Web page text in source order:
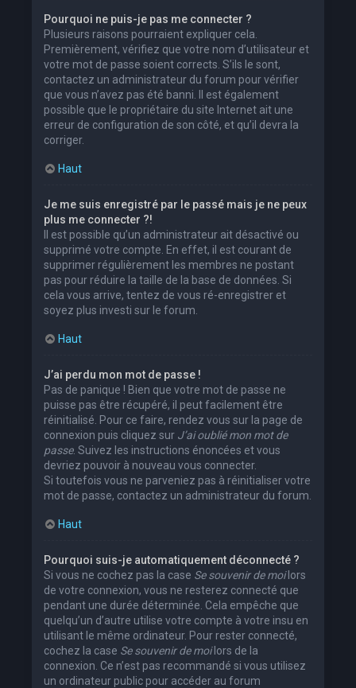
Pourquoi ne puis-je pas me connecter ?
Plusieurs raisons pourraient expliquer cela.
Premièrement, vérifiez que votre nom d’utilisateur et
votre mot de passe soient corrects. S’ils le sont,
contactez un administrateur du forum pour vérifier
que vous n’avez pas été banni. Il est également
possible que le propriétaire du site Internet ait une
erreur de configuration de son côté, et qu’il devra la
corriger.
Haut
Je me suis enregistré par le passé mais je ne peux
plus me connecter ?!
Il est possible qu’un administrateur ait désactivé ou
supprimé votre compte. En effet, il est courant de
supprimer régulièrement les membres ne postant
pas pour réduire la taille de la base de données. Si
cela vous arrive, tentez de vous ré-enregistrer et
soyez plus investi sur le forum.
Haut
J’ai perdu mon mot de passe !
Pas de panique ! Bien que votre mot de passe ne
puisse pas être récupéré, il peut facilement être
réinitialisé. Pour ce faire, rendez vous sur la page de
connexion puis cliquez sur J’ai oublié mon mot de
passe. Suivez les instructions énoncées et vous
devriez pouvoir à nouveau vous connecter.
Si toutefois vous ne parveniez pas à réinitialiser votre
mot de passe, contactez un administrateur du forum.
Haut
Pourquoi suis-je automatiquement déconnecté ?
Si vous ne cochez pas la case Se souvenir de moilors
de votre connexion, vous ne resterez connecté que
pendant une durée déterminée. Cela empêche que
quelqu’un d’autre utilise votre compte à votre insu en
utilisant le même ordinateur. Pour rester connecté,
cochez la case Se souvenir de moilors de la
connexion. Ce n’est pas recommandé si vous utilisez
un ordinateur public pour accéder au forum